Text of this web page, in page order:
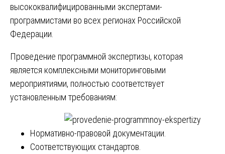
высококвалифицированными экспертами-
программистами во всех регионах Российской
Федерации.
Проведение программной экспертизы, которая
является комплексными мониторинговыми
мероприятиями, полностью соответствует
установленным требованиям:
Нормативно-правовой документации.
Соответствующих стандартов.